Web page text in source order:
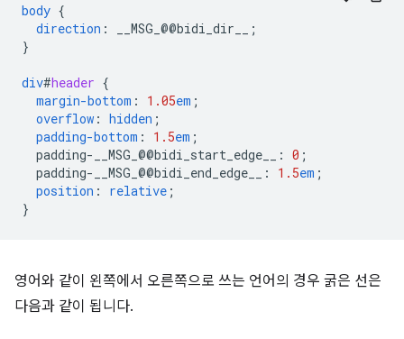
body {
direction : __MSG_ @@bidi_dir__
;
}
div#header {
margin-bottom : 1.05em ;
overflow : hidden ;
padding-bottom : 1.5em ;
padding-__MSG_@@bidi_start_edge__ : 0 ;
padding-__MSG_@@bidi_end_edge__ : 1.5em ;
position : relative ;
}
영어와 같이 왼쪽에서 오른쪽으로 쓰는 언어의 경우 굵은 선은
다음과 같이 됩니다.